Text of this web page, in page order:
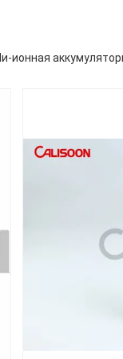
ионная